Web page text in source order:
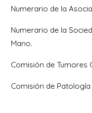
Numerario de la
Numerario de la
Mano.
Comisión de Tumores
Comisión de Patología